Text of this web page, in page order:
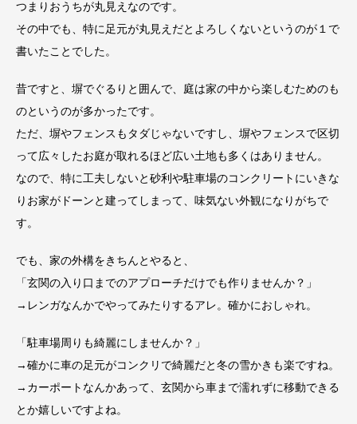
つまりおうちが丸見えなのです。
その中でも、特に足元が丸見えだとよろしくないというのが１で
書いたことでした。
昔ですと、塀でぐるりと囲んで、庭は家の中から楽しむためのも
のというのが多かったです。
ただ、塀やフェンスもタダじゃないですし、塀やフェンスで区切
って広々したお庭が取れるほど広い土地も多くはありません。
なので、特に工夫しないと砂利や駐車場のコンクリートにいきな
りお家がドーンと建ってしまって、味気ない外観になりがちで
す。
でも、家の外構をきちんとやると、
「玄関の入り口までのアプローチだけでも作りませんか？」
→レンガなんかでやってみたりするアレ。確かにおしゃれ。
「駐車場周りも綺麗にしませんか？」
→確かに車の足元がコンクリで綺麗だと冬の雪かきも楽ですね。
→カーポートなんかあって、玄関から車まで濡れずに移動できる
とか嬉しいですよね。